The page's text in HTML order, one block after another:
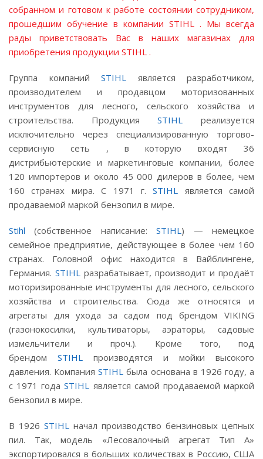
собранном и готовом к работе состоянии сотрудником,
прошедшим обучение в компании STIHL . Мы всегда
рады приветствовать Вас в наших магазинах для
приобретения продукции STIHL .
Группа компаний STIHL является разработчиком,
производителем и продавцом моторизованных
инструментов для лесного, сельского хозяйства и
строительства. ПродукцияSTIHL реализуется
исключительно через специализированную торгово-
сервисную сеть , в которую входят 36
дистрибьютерские и маркетинговые компании, более
120 импортеров и около 45 000 дилеров в более, чем
160 странах мира. С 1971 г.STIHL является самой
продаваемой маркой бензопил в мире.
Stihl (собственное написание:STIHL) — немецкое
семейное предприятие, действующее в более чем 160
странах. Головной офис находится в Вайблингене,
Германия. STIHL разрабатывает, производит и продаёт
моторизированные инструменты для лесного, сельского
хозяйства и строительства. Сюда же относятся и
агрегаты для ухода за садом под брендом VIKING
(газонокосилки, культиваторы, аэраторы, садовые
измельчители и проч.). Кроме того, под
брендом STIHL производятся и мойки высокого
давления. КомпанияSTIHL была основана в 1926 году, а
с 1971 годаSTIHL является самой продаваемой маркой
бензопил в мире.
В 1926 STIHL начал производство бензиновых цепных
пил. Так, модель «Лесовалочный агрегат Тип А»
экспортировался в больших количествах в Россию, США